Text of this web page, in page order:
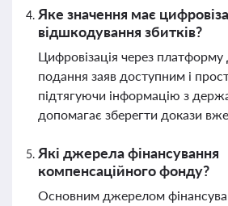
Яке значення має
відшкодування збитків?
Цифровізація через платформу
подання заяв доступним і
підтягуючи інформацію з
допомагає зберегти докази
Які джерела фінансування
компенсаційного фонду?
Основним джерелом